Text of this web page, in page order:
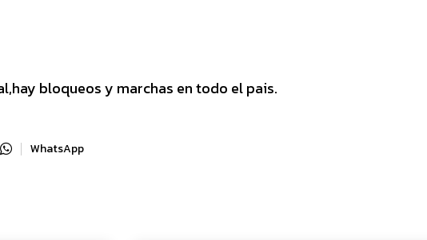
bloqueos y marchas en todo el pais.
WhatsApp